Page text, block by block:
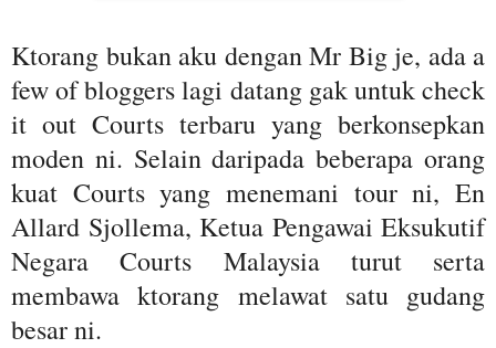
Ktorang bukan aku dengan Mr Big je, ada a
few of bloggers lagi datang gak untuk check
it out Courts terbaru yang berkonsepkan
moden ni. Selain daripada beberapa orang
kuat Courts yang menemani tour ni, En
Allard Sjollema, Ketua Pengawai Eksukutif
Negara Courts Malaysia turut serta
membawa ktorang melawat satu gudang
besar ni.